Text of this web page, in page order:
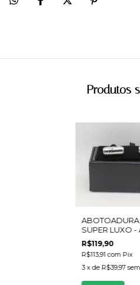
Produtos
ABOTOADURA
SUPER LUXO
R$119,90
R$113,91com Pix
3 x de R$39,97